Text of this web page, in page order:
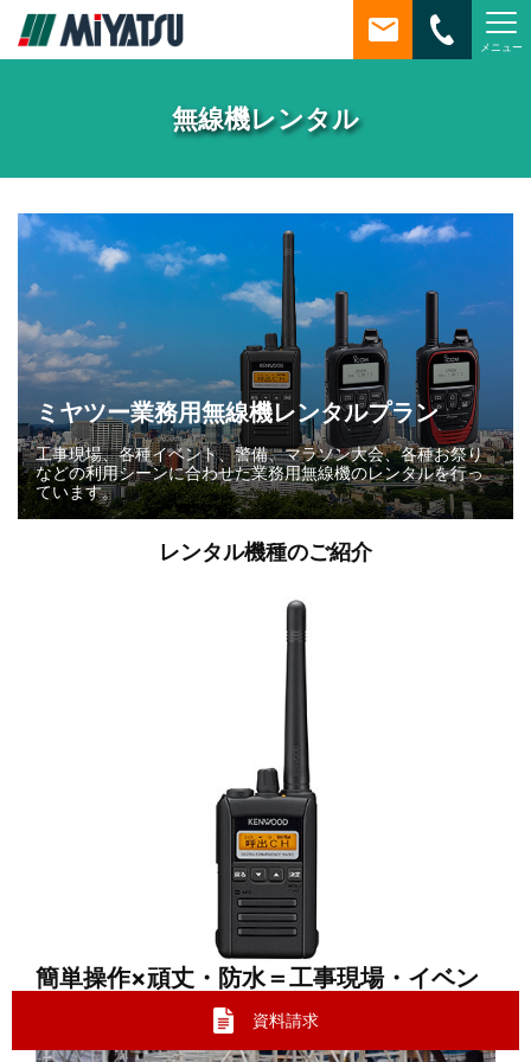
MiYATSU メニュー
無線機レンタル
ミヤツー業務用無線機レンタルプラン
工事現場、各種イベント、警備、マラソン大会、各種お祭り
などの利用シーンに合わせた業務用無線機のレンタルを行っ
ています。
レンタル機種のご紹介
簡単操作×頑丈・防水＝工事現場・イベン
トにデジタル簡易業務用無線機
資料請求